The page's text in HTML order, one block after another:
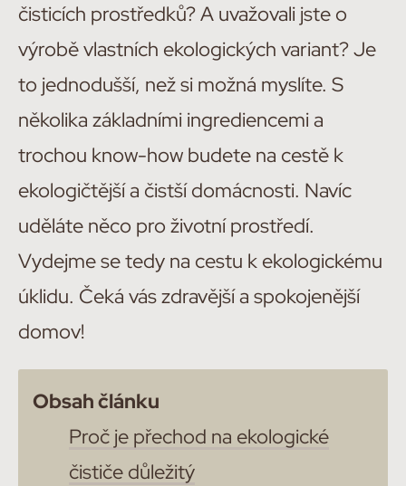
čisticích prostředků? A uvažovali jste o
výrobě vlastních ekologických variant? Je
to jednodušší, než si možná myslíte. S
několika základními ingrediencemi a
trochou know-how budete na cestě k
ekologičtější a čistší domácnosti. Navíc
uděláte něco pro životní prostředí.
Vydejme se tedy na cestu k ekologickému
úklidu. Čeká vás zdravější a spokojenější
domov!
Obsah článku
Proč je přechod na ekologické
čističe důležitý